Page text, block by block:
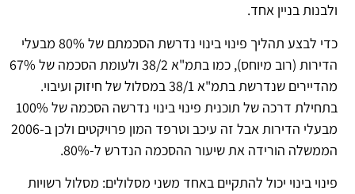
ולבנות בניין אחד.
כדי לבצע תהליך פינוי בינוי נדרשת הסכמתם של 80% מבעלי
הדירות (רוב מיוחס), כמו בתמ"א 38/2 ולעומת הסכמה של 67%
מהדיירים שנדרשת בתמ"א 38/1 במסלול של חיזוק ועיבוי.
בתחילת דרכה של תוכנית פינוי בינוי נדרשה הסכמה של 100%
מבעלי הדירות אבל זה עיכב וטרפד המון פרויקטים ולכן ב-2006
הממשלה הורידה את שיעור ההסכמה הנדרש ל-80%.
פינוי בינוי יכול להתקיים באחד משני מסלולים: מסלול רשויות